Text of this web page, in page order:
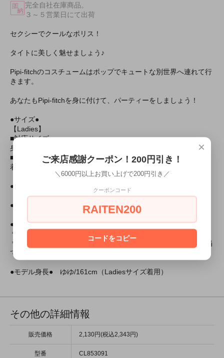
完全自社在庫商品。
３～５営業日にて出荷
セクシーでクールなポリス！
タイトに美しく魅せましょう♪
Pipi-fitchのコスチュームはポップでキュートな別世界へ連れて行
きます。
あなたもPipi-fitchを身に付けて、パーティーをしましょう！
●サイズ●
【Ladies】
■対応サイズ
身長：155～165cm B：～90cm W：～70cm H：～96cm
■実寸
着丈：83cm
●セット内容● 帽子、ワンピース、ベルト
●素材● ポリエステル100％
●仕様●
＊開き：背中心ファスナー
＊洗濯不可、塩素系漂白剤による漂白不可、アイロンは中温で当
て布使用、ドライクリーニング不可
●モデル身長● ゆゆ/161cm（Ladiesサイズ着用）
その他の詳細情報
販売価格 2,130円(税込2,343円)
型番 CL853091
×
ご来店感謝クーポン！200円引き！
＼6000円以上お買い上げで200円引き／
クーポンコード
RAITEN200
コードをコピー